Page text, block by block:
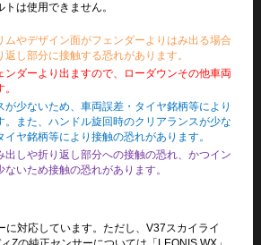
は使用できません。
ムやデザイン面がフェンダーよりはみ出る場合
し部分に接触する恐れがあります。
ンダーより出ますので、ローダウンその他車両
が少ないため、車両誤差・タイヤ銘柄等により
。また、ハンドル旋回時のクリアランスが少な
ヤ銘柄等により接触の恐れがあります。
出しや折り返し部分への接触の恐れ、かつイン
いため接触の恐れがあります。
に対応しています。ただし、V37スカイライ